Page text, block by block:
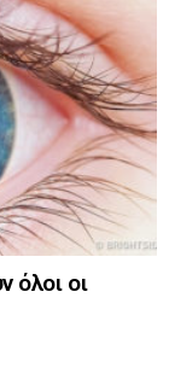
όλοι οι